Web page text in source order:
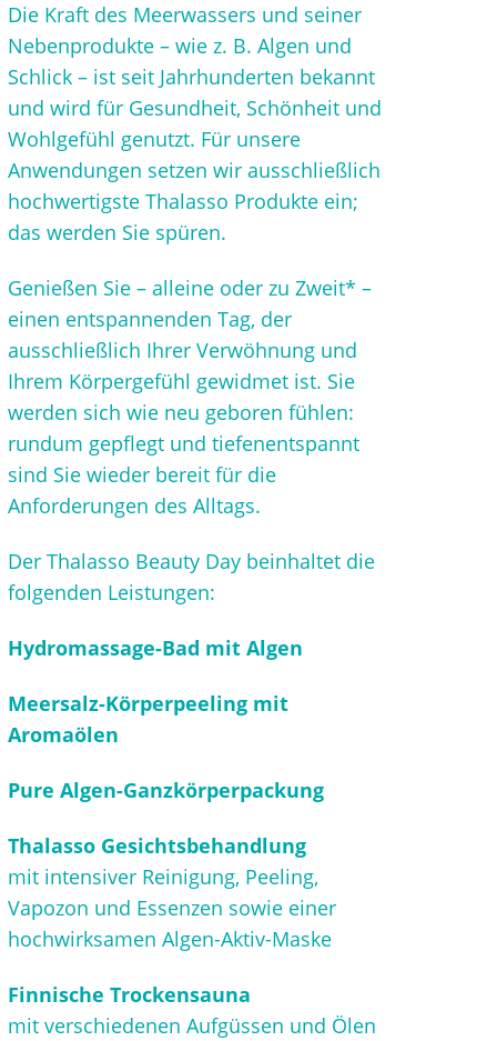
Die Kraft des Meerwassers und seiner
Nebenprodukte – wie z. B. Algen und
Schlick – ist seit Jahrhunderten bekannt
und wird für Gesundheit, Schönheit und
Wohlgefühl genutzt. Für unsere
Anwendungen setzen wir ausschließlich
hochwertigste Thalasso Produkte ein;
das werden Sie spüren.
Genießen Sie – alleine oder zu Zweit* –
einen entspannenden Tag, der
ausschließlich Ihrer Verwöhnung und
Ihrem Körpergefühl gewidmet ist. Sie
werden sich wie neu geboren fühlen:
rundum gepflegt und tiefenentspannt
sind Sie wieder bereit für die
Anforderungen des Alltags.
Der Thalasso Beauty Day beinhaltet die
folgenden Leistungen:
Hydromassage-Bad mit Algen
Meersalz-Körperpeeling mit
Aromaölen
Pure Algen-Ganzkörperpackung
Thalasso Gesichtsbehandlung
mit intensiver Reinigung, Peeling,
Vapozon und Essenzen sowie einer
hochwirksamen Algen-Aktiv-Maske
Finnische Trockensauna
mit verschiedenen Aufgüssen und Ölen